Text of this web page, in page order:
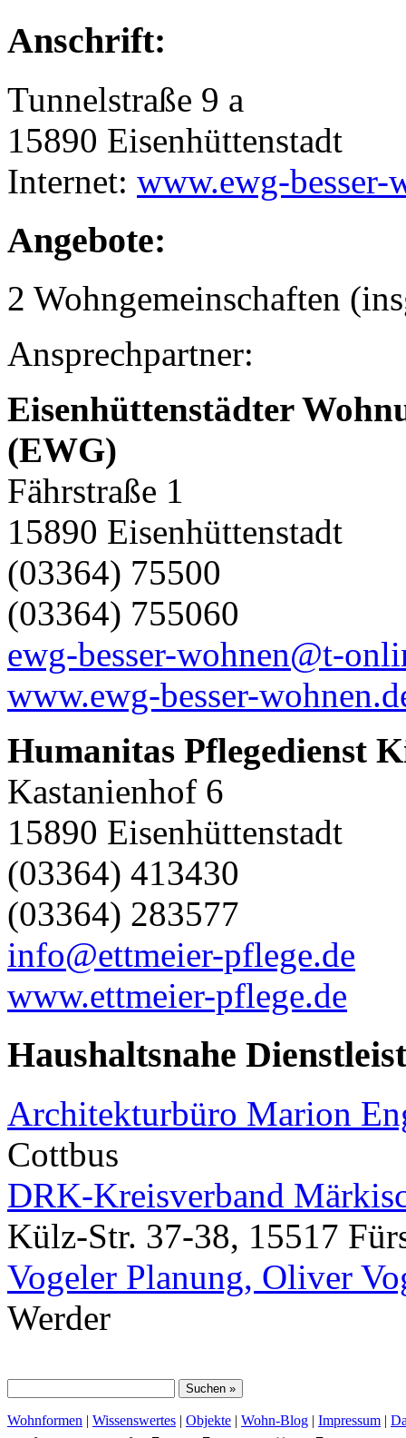
Anschrift:
Tunnelstraße 9 a
15890 Eisenhüttenstadt
Internet: www.ewg-besser-
Angebote:
2 Wohngemeinschaften
Ansprechpartner:
Eisenhüttenstädter
(EWG)
Fährstraße 1
15890 Eisenhüttenstadt
(03364) 75500
(03364) 755060
ewg-besser-wohnen@t-
www.ewg-besser-
Humanitas Pflegedienst
Kastanienhof 6
15890 Eisenhüttenstadt
(03364) 413430
(03364) 283577
info@ettmeier-pflege.de
www.ettmeier-pflege.de
Haushaltsnahe
Architekturbüro Marion
Cottbus
DRK-Kreisverband
Külz-Str. 37-38, 15517
Vogeler Planung, Oliver
Werder
Wohnformen | Wissenswertes | Objekte | Wohn-Blog | Impressum |